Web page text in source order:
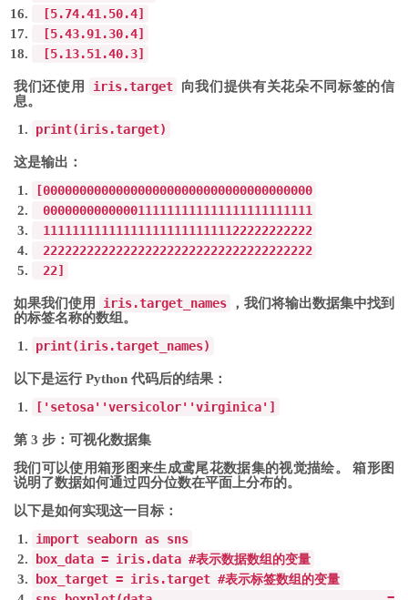
[5.74.41.50.4]
[5.43.91.30.4]
[5.13.51.40.3]
我们还使用 iris.target
向我们提供有关花朵不同标签的信
息。
print(iris.target)
这是输出：
[0000000000000000000000000000000000000
0000000000000111111111111111111111111
1111111111111111111111111122222222222
2222222222222222222222222222222222222
22]
如果我们使用 iris.target_names
，我们将输出数据集中找到
的标签名称的数组。
print(iris.target_names)
以下是运行 Python 代码后的结果：
[ 'setosa' 'versicolor' 'virginica' ]
第 3 步：可视化数据集
我们可以使用箱形图来生成鸢尾花数据集的视觉描绘。 箱形图
说明了数据如何通过四分位数在平面上分布的。
以下是如何实现这一目标：
import seaborn as sns
box_data = iris.data #表示数据数组的变量
box_target = iris.target #表示标签数组的变量